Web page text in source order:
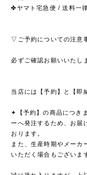
✤ヤマト宅急便 / 送料一
▽ご予約についての注意
必ずご確認お願いいたし
当店には【予約】と【即
✦【予約】の商品につき
ーへ発注するため、お届
おります。
また、生産時期やメーカ
いただく場合もございま